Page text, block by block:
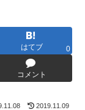
はてブ 0
コメント
2019.11.09